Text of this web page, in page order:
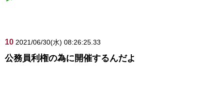
10 2021/06/30(水) 08:26:25.33
公務員利権の為に開催するんだよ